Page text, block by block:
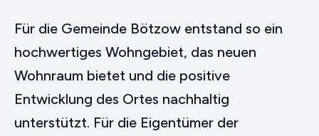
Für die Gemeinde Bötzow entstand so ein
hochwertiges Wohngebiet, das neuen
Wohnraum bietet und die positive
Entwicklung des Ortes nachhaltig
unterstützt. Für die Eigentümer der